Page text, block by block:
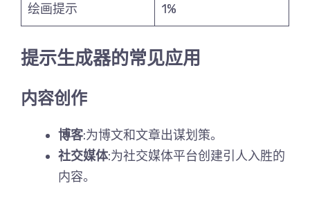
绘画提示 1%
提示生成器的常见应用
内容创作
博客:为博文和文章出谋划策。
社交媒体:为社交媒体平台创建引人入胜的
内容。